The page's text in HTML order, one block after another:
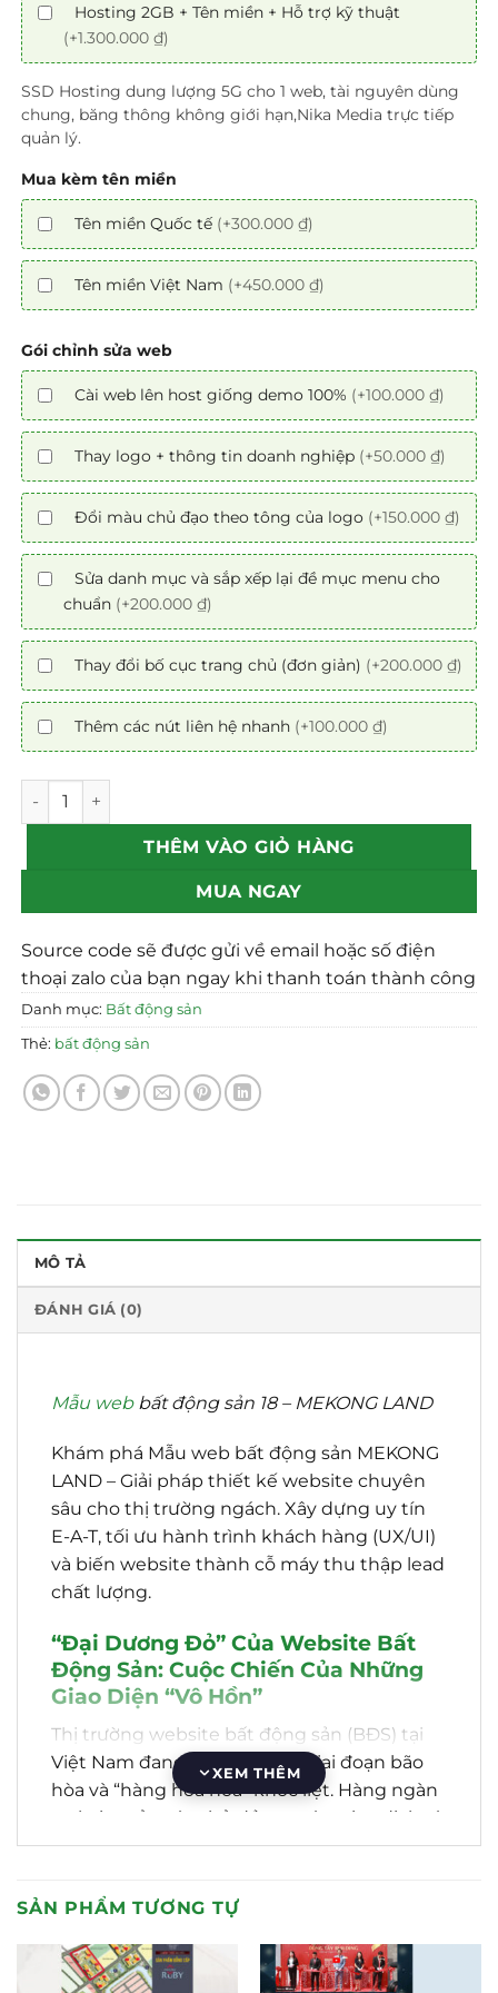
Hosting 2GB + Tên miền + Hỗ trợ kỹ thuật
(+1.300.000 ₫)
SSD Hosting dung lượng 5G cho 1 web, tài nguyên dùng
chung, băng thông không giới hạn,Nika Media trực tiếp
quản lý.
Mua kèm tên miền
Tên miền Quốc tế (+300.000 ₫)
Tên miền Việt Nam (+450.000 ₫)
Gói chỉnh sửa web
Cài web lên host giống demo 100% (+100.000 ₫)
Thay logo + thông tin doanh nghiệp (+50.000 ₫)
Đổi màu chủ đạo theo tông của logo (+150.000 ₫)
Sửa danh mục và sắp xếp lại đề mục menu cho
chuẩn (+200.000 ₫)
Thay đổi bố cục trang chủ (đơn giản) (+200.000 ₫)
Thêm các nút liên hệ nhanh (+100.000 ₫)
Mẫu web bất động sản 18 - MEKONG LAND số lượng
THÊM VÀO GIỎ HÀNG
MUA NGAY
Source code sẽ được gửi về email hoặc số điện
thoại zalo của bạn ngay khi thanh toán thành công
Danh mục: Bất động sản
Thẻ: bất động sản
MÔ TẢ
ĐÁNH GIÁ (0)
Mẫu webbất động sản 18 – MEKONG LAND
Khám phá Mẫu web bất động sản MEKONG
LAND – Giải pháp thiết kế website chuyên
sâu cho thị trường ngách. Xây dựng uy tín
E-A-T, tối ưu hành trình khách hàng (UX/UI)
và biến website thành cỗ máy thu thập lead
chất lượng.
“Đại Dương Đỏ” Của Website Bất
Động Sản: Cuộc Chiến Của Những
Giao Diện “Vô Hồn”
Thị trường website bất động sản (BĐS) tại
Việt Nam đang trải qua một giai đoạn bão
hòa và “hàng hóa hóa” khốc liệt. Hàng ngàn
website của các chủ đầu tư, sàn giao dịch và
môi giới cá nhân đang bị cuốn vào một cuộc
nhau.
Hậu quả tất yếu là một “đại dương đỏ” của
sự tương đồng. Hầu hết các website BĐS
XEM THÊM
SẢN PHẨM TƯƠNG TỰ